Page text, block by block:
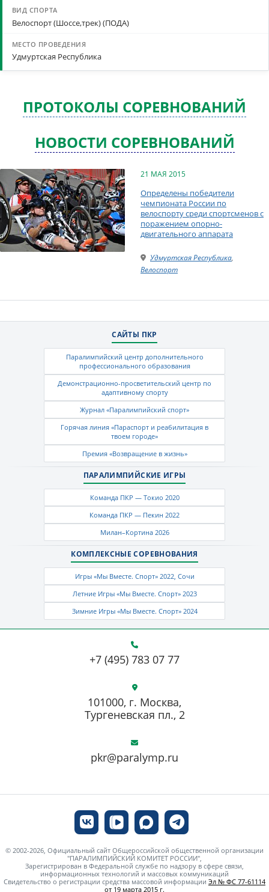
Велоспорт (Шоссе,трек) (ПОДА)
Удмуртская Республика
ПРОТОКОЛЫ СОРЕВНОВАНИЙ
НОВОСТИ СОРЕВНОВАНИЙ
21 МАЯ 2015
Определены победители
чемпионата России по
велоспорту среди спортсменов с
поражением опорно-
двигательного аппарата
Удмуртская Республика,
Велоспорт
САЙТЫ ПКР
Паралимпийский центр дополнительного
профессионального образования
Демонстрационно-просветительский центр по
адаптивному спорту
Журнал «Паралимпийский спорт»
Горячая линия «Параспорт и реабилитация в
твоем городе»
Премия «Возвращение в жизнь»
ПАРАЛИМПИЙСКИЕ ИГРЫ
Команда ПКР — Токио 2020
Команда ПКР — Пекин 2022
Милан–Кортина 2026
КОМПЛЕКСНЫЕ СОРЕВНОВАНИЯ
Игры «Мы Вместе. Спорт» 2022, Сочи
Летние Игры «Мы Вместе. Спорт» 2023
Зимние Игры «Мы Вместе. Спорт» 2024
+7 (495) 783 07 77
pkr@paralymp.ru
101000, г. Москва,
Тургеневская пл., 2
© 2002-2026, Официальный сайт Общероссийской общественной организации
"ПАРАЛИМПИЙСКИЙ КОМИТЕТ РОССИИ",
Зарегистрирован в Федеральной службе по надзору в сфере связи,
информационных технологий и массовых коммуникаций
Свидетельство о регистрации средства массовой информации Эл № ФС 77-61114
от 19 марта 2015 г.